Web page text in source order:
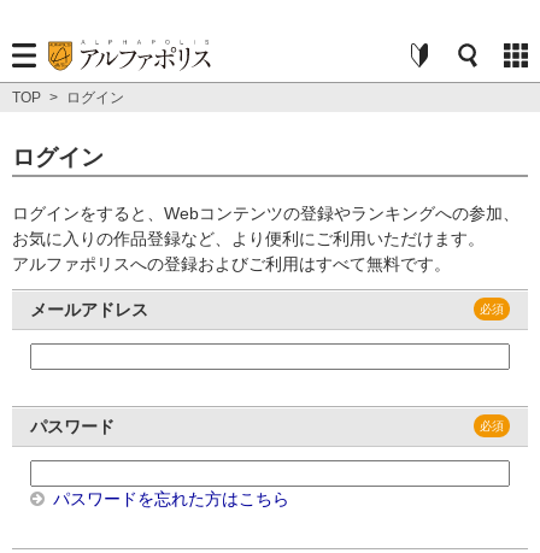
TOP > ログイン
ログイン
ログインをすると、Webコンテンツの登録やランキングへの参加、
お気に入りの作品登録など、より便利にご利用いただけます。
アルファポリスへの登録およびご利用はすべて無料です。
メールアドレス
パスワード
パスワードを忘れた方はこちら